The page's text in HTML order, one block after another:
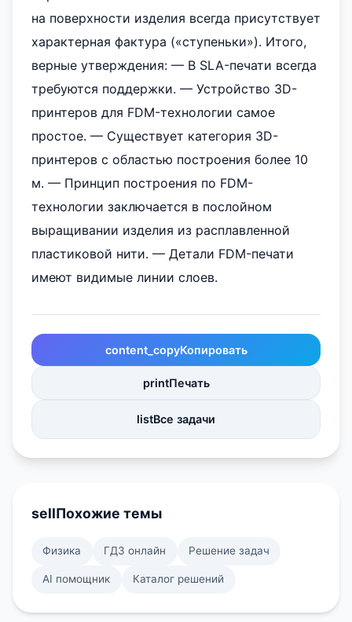
на поверхности изделия всегда присутствует
характерная фактура («ступеньки»). Итого,
верные утверждения: — В SLA-печати всегда
требуются поддержки. — Устройство 3D-
принтеров для FDM-технологии самое
простое. — Существует категория 3D-
принтеров с областью построения более 10
м. — Принцип построения по FDM-
технологии заключается в послойном
выращивании изделия из расплавленной
пластиковой нити. — Детали FDM-печати
имеют видимые линии слоев.
content_copyКопировать
printПечать
listВсе задачи
sellПохожие темы
Физика ГДЗ онлайн Решение задач
AI помощник Каталог решений